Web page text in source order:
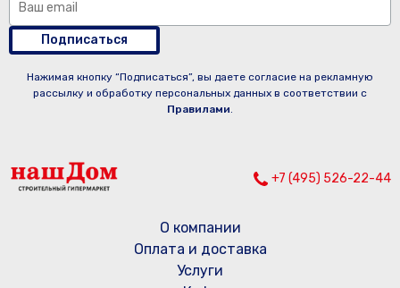
Подписаться
Нажимая кнопку “Подписаться”, вы даете согласие на рекламную
рассылку и обработку персональных данных в соответствии с
Правилами.
+7 (495) 526-22-44
О компании
Оплата и доставка
Услуги